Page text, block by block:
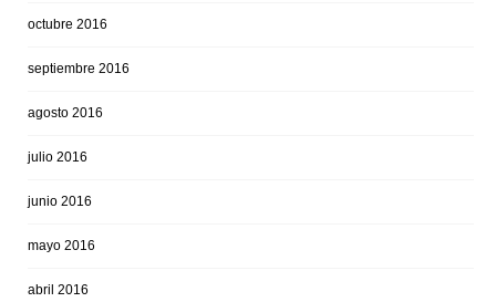
octubre 2016
septiembre 2016
agosto 2016
julio 2016
junio 2016
mayo 2016
abril 2016